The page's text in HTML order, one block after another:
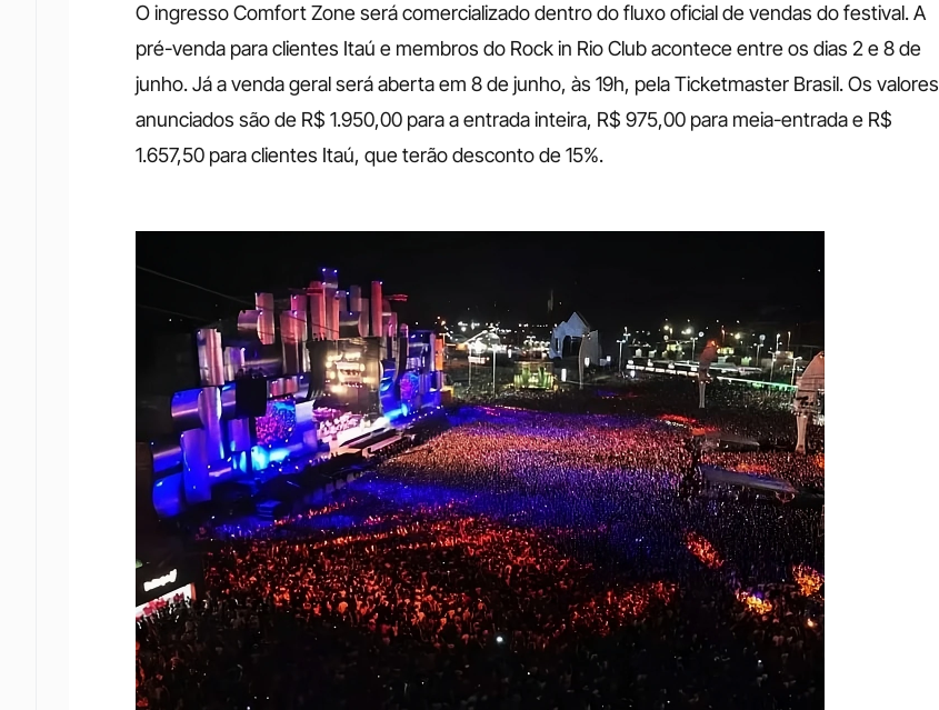
O ingresso Comfort Zone será comercializado dentro do fluxo oficial de vendas do festival. A
pré-venda para clientes Itaú e membros do Rock in Rio Club acontece entre os dias 2 e 8 de
junho. Já a venda geral será aberta em 8 de junho, às 19h, pela Ticketmaster Brasil. Os valores
anunciados são de R$ 1.950,00 para a entrada inteira, R$ 975,00 para meia-entrada e R$
1.657,50 para clientes Itaú, que terão desconto de 15%.